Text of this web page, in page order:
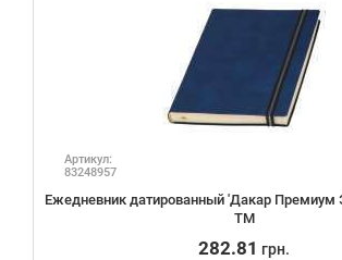
Артикул:
83248957
Ежедневник датированный 'Дакар Премиум
ТМ
282.81 грн.